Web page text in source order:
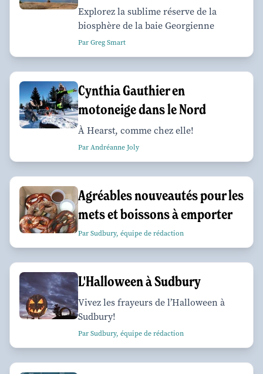
Explorez la sublime réserve de la
biosphère de la baie Georgienne
Par Greg Smart
Cynthia Gauthier en
motoneige dans le Nord
À Hearst, comme chez elle!
Par Andréanne Joly
Agréables nouveautés pour les
mets et boissons à emporter
Par Sudbury, équipe de rédaction
L'Halloween à Sudbury
Vivez les frayeurs de l’Halloween à
Sudbury!
Par Sudbury, équipe de rédaction